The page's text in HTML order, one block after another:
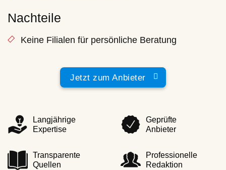
Nachteile
Keine Filialen für persönliche Beratung
Jetzt zum Anbieter
Langjährige
Expertise
Geprüfte
Anbieter
Transparente
Quellen
Professionelle
Redaktion